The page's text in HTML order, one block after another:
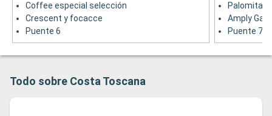
Coffee especial selección
Crescent y focacce
Puente 6
Palomitas
Amply
Puente 7
Todo sobre Costa Toscana